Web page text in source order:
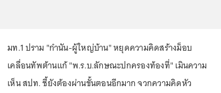
มท.1 ปราม "กำนัน-ผู้ใหญ่บ้าน" หยุดความคิดสร้างม็อบ
เคลื่อนทัพต้านแก้ "พ.ร.บ.ลักษณะปกครองท้องที่" เมินความ
เห็น สปท. ชี้ยังต้องผ่านขั้นตอนอีกมาก จวกความคิดหัว